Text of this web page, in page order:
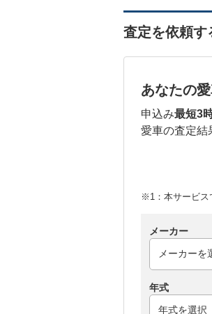
査定を依頼す
あなたの
申込み最短3
愛車の査定結
※1：本サービス
メーカー
年式